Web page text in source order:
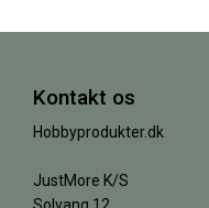
Kontakt os
Hobbyprodukter.dk
JustMore K/S